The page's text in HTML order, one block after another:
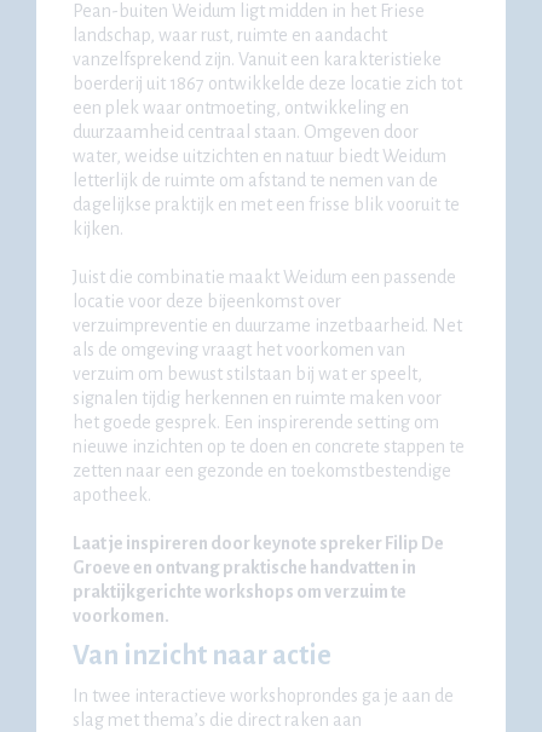
Pean-buiten Weidum ligt midden in het Friese
landschap, waar rust, ruimte en aandacht
vanzelfsprekend zijn. Vanuit een karakteristieke
boerderij uit 1867 ontwikkelde deze locatie zich tot
een plek waar ontmoeting, ontwikkeling en
duurzaamheid centraal staan. Omgeven door
water, weidse uitzichten en natuur biedt Weidum
letterlijk de ruimte om afstand te nemen van de
dagelijkse praktijk en met een frisse blik vooruit te
kijken.
Juist die combinatie maakt Weidum een passende
locatie voor deze bijeenkomst over
verzuimpreventie en duurzame inzetbaarheid. Net
als de omgeving vraagt het voorkomen van
verzuim om bewust stilstaan bij wat er speelt,
signalen tijdig herkennen en ruimte maken voor
het goede gesprek. Een inspirerende setting om
nieuwe inzichten op te doen en concrete stappen te
zetten naar een gezonde en toekomstbestendige
apotheek.
Laat je inspireren door keynote spreker Filip De
Groeve en ontvang praktische handvatten in
praktijkgerichte workshops om verzuim te
voorkomen.
Van inzicht naar actie
In twee interactieve workshoprondes ga je aan de
slag met thema’s die direct raken aan